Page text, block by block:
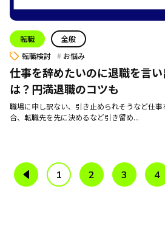
転職
全般
転職検討
お悩み
仕事を辞めたいのに退職を言
は？円満退職のコツも
職場に申し訳ない、引き止められそうなど仕
合、転職先を先に決めるなど引き留め...
1 2 3 4